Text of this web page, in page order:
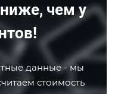
чем у
данные - мы
стоимость